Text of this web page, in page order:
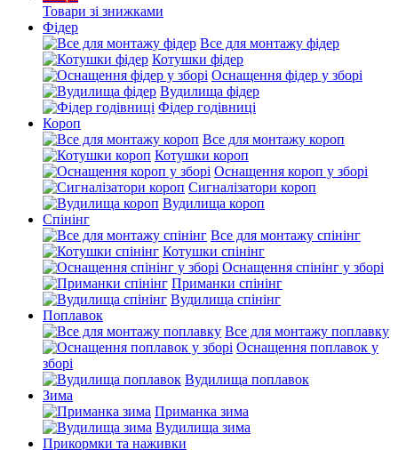
Товари зі знижками
Фідер
Все для монтажу фідер
Котушки фідер
Оснащення фідер у зборі
Вудилища фідер
Фідер годівниці
Короп
Все для монтажу короп
Котушки короп
Оснащення короп у зборі
Сигналізатори короп
Вудилища короп
Спінінг
Все для монтажу спінінг
Котушки спінінг
Оснащення спінінг у зборі
Приманки спінінг
Вудилища спінінг
Поплавок
Все для монтажу поплавку
Оснащення поплавок у
зборі
Вудилища поплавок
Зима
Приманка зима
Вудилища зима
Прикормки та наживки